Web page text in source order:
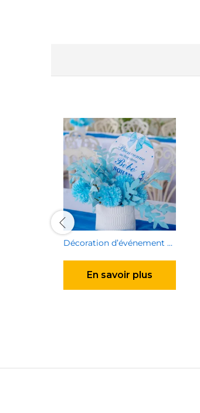
Décoration d’événement de particulier
En savoir plus